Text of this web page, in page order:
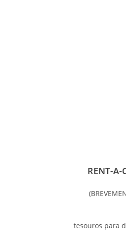
RENT-A-
tesouros para